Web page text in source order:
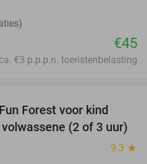
€45
€3 p.p.p.n. toeristenbelasting
Forest voor kind
(2 of 3 uur)
9.3 star